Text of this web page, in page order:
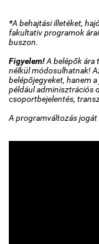
*A behajtási illetéket,
fakultativ programok
buszon.
Figyelem!A belépők ára
nélkül módosulhatnak!
belépőjegyeket, hanem
például adminisztrációs
csoportbejelentés,
A programváltozás jogát